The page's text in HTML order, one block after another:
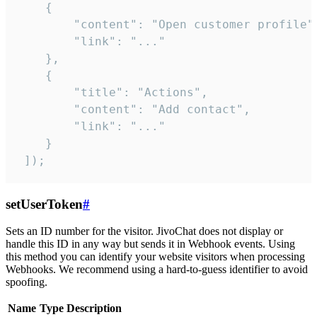
    {
"content": "Open customer
        "link": "..."
    },
    {
        "title": "Actions",
        "content": "Add contact",
        "link": "..."
    }
]);
setUserToken#
Sets an ID number for the visitor. JivoChat does not display or
handle this ID in any way but sends it in Webhook events. Using
this method you can identify your website visitors when processing
Webhooks. We recommend using a hard-to-guess identifier to avoid
spoofing.
Name Type Description